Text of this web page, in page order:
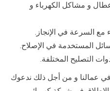
و مشاكل الكهرباء و
السرعة في الإنجاز.
المستخدمة في الإصلاح.
التصليح المختلفة.
عمالنا و من أجل ذلك ندعوك